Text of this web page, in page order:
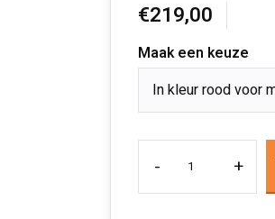
€219,00
Maak een keuze
In kleur rood voor
- +